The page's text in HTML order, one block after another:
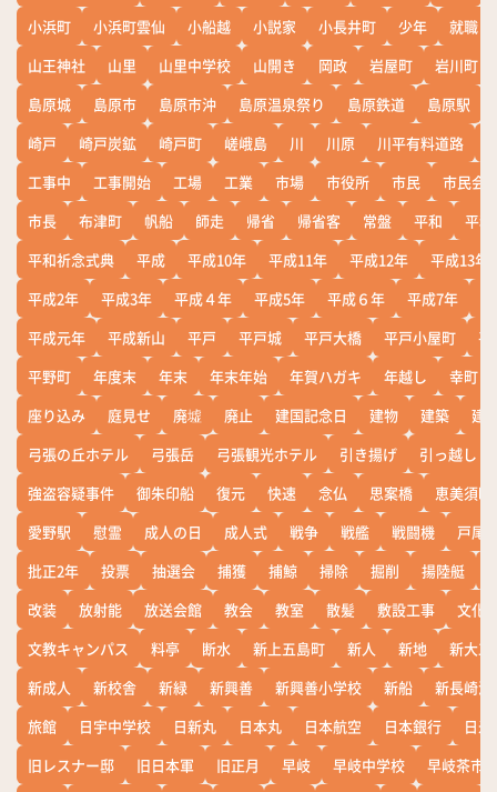
小浜町 小浜町雲仙 小船越 小説家 小長井町 少年
就職
山王神社
山里 山里中学校 山開き 岡政 岩屋町
岩川町
島原城
島原市 島原市沖 島原温泉祭り 島原鉄道 島原駅
崎戸
崎戸炭鉱 崎戸町 嵯峨島 川 川原 川平有料道路
工事中
工事開始 工場 工業 市場 市役所 市民
市民会
市長
布津町 帆船 師走 帰省 帰省客 常盤 平和
平
平和祈念式典
平成 平成10年 平成11年 平成12年
平成13年
平成2年
平成3年 平成４年 平成5年 平成６年 平成7年
平成元年
平成新山 平戸 平戸城 平戸大橋 平戸小屋町
平
平野町
年度末 年末 年末年始 年賀ハガキ 年越し
幸町
座り込み
庭見せ 廃墟 廃止 建国記念日 建物 建築
建
弓張の丘ホテル
弓張岳 弓張観光ホテル 引き揚げ
引っ越し
強盗容疑事件
御朱印船 復元 快速 念仏 思案橋
恵美須町
愛野駅
慰霊 成人の日 成人式 戦争 戦艦 戦闘機
戸尾
批正2年
投票 抽選会 捕獲 捕鯨 掃除 掘削 揚陸艇
改装
放射能 放送会館 教会 教室 散髪 敷設工事
文化
文教キャンパス
料亭 断水 新上五島町 新人 新地
新大工
新成人
新校舎 新緑 新興善 新興善小学校 新船
新長崎漁
旅館
日宇中学校 日新丸 日本丸 日本航空 日本銀行
日
旧レスナー邸
旧日本軍 旧正月 早岐 早岐中学校
早岐茶市